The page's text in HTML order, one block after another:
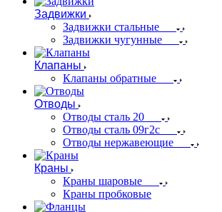
Задвижки
Задвижки стальные
Задвижки чугунные
Клапаны
Клапаны обратные
Отводы
Отводы сталь 20
Отводы сталь 09г2с
Отводы нержавеющие
Краны
Краны шаровые
Краны пробковые